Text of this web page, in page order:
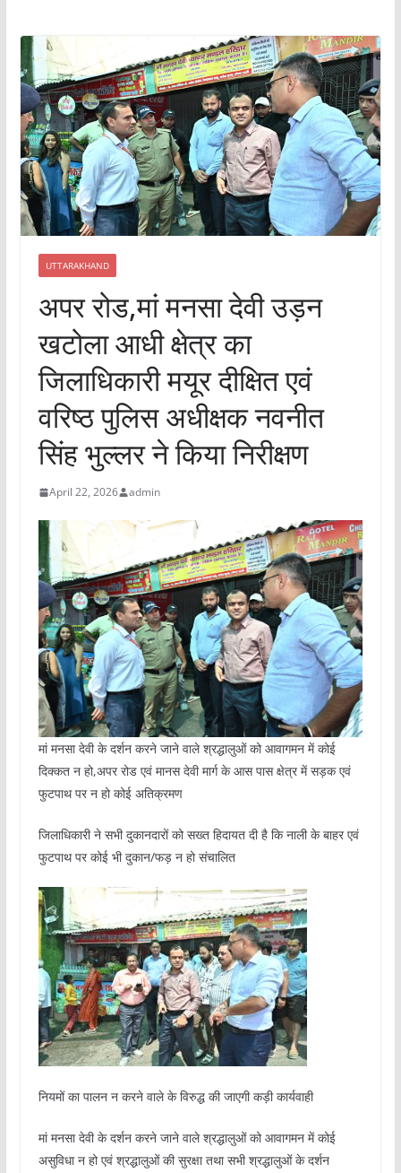
UTTARAKHAND
अपर रोड,मां मनसा देवी उड़न
खटोला आधी क्षेत्र का
जिलाधिकारी मयूर दीक्षित एवं
वरिष्ठ पुलिस अधीक्षक नवनीत
सिंह भुल्लर ने किया निरीक्षण
April 22, 2026 admin
मां मनसा देवी के दर्शन करने जाने वाले श्रद्धालुओं को आवागमन में कोई
दिक्कत न हो,अपर रोड एवं मानस देवी मार्ग के आस पास क्षेत्र में सड़क एवं
फुटपाथ पर न हो कोई अतिक्रमण
जिलाधिकारी ने सभी दुकानदारों को सख्त हिदायत दी है कि नाली के बाहर एवं
फुटपाथ पर कोई भी दुकान/फड़ न हो संचालित
नियमों का पालन न करने वाले के विरुद्ध की जाएगी कड़ी कार्यवाही
मां मनसा देवी के दर्शन करने जाने वाले श्रद्धालुओं को आवागमन में कोई
असुविधा न हो एवं श्रद्धालुओं की सुरक्षा तथा सभी श्रद्धालुओं के दर्शन